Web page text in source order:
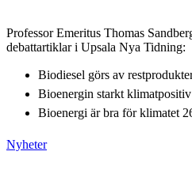
Professor Emeritus Thomas
debattartiklar i Upsala Nya Tidning:
Biodiesel görs av
Bioenergin starkt klimatpositiv
Bioenergi är bra för klimatet
Nyheter